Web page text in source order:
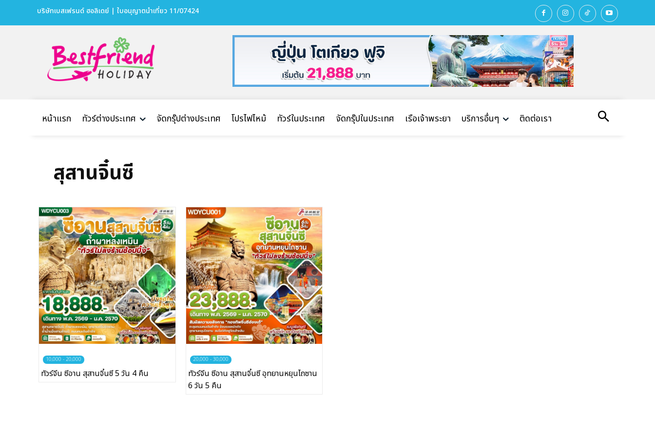
บริษัทเบสเฟรนด์ ฮอลิเดย์
เส้นทางที่ต้องการ
หน้าแรก
ทัวร์ต่างประเทศ
จัดกรุ๊ปต่างประเทศ
บริษัทเบสเฟรนด์ ฮอลิเดย์ | ใบอนุญาตนำเที่ยว 11/07424
หน้าแรก ทัวร์ต่างประเทศ จัดกรุ๊ปต่างประเทศ โปรไฟไหม้ ทัวร์ในประเทศ จัดกรุ๊ปในประเทศ เรือเจ้าพระยา บริการอื่นๆ ติดต่อเรา
สุสานจิ๋นซี
10,000 - 20,000
ทัวร์จีน ซีอาน สุสานจิ๋นซี 5 วัน 4 คืน
20,000 - 30,000
ทัวร์จีน ซีอาน สุสานจิ๋นซี อุทยานหยุนไถซาน
6 วัน 5 คืน